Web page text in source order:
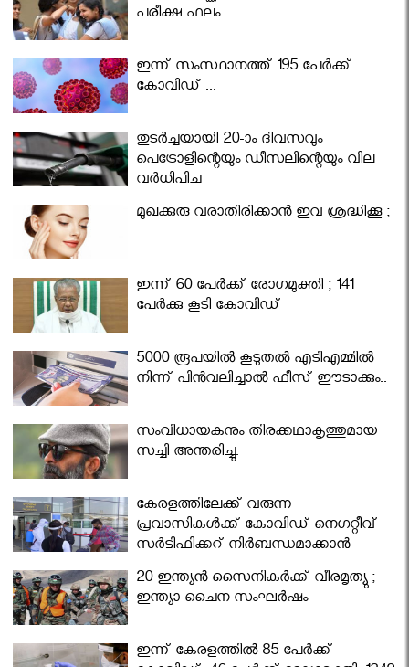
പരീക്ഷ ഫലം
ഇന്ന് സംസ്ഥാനത്ത് 195 പേര്‍ക്ക്
കോവിഡ് ...
തുടർച്ചയായി 20-ാം ദിവസവും
പെട്രോളിന്റെയും ഡീസലിന്റെയും വില
വര്‍ധിപ്പിച്ചു
മുഖക്കുരു വരാതിരിക്കാന്‍ ഇവ ശ്രദ്ധിക്കൂ ;
ഇന്ന് 60 പേർക്ക് രോഗമുക്തി ; 141
പേര്‍ക്കു കൂടി കോവിഡ്
5000 രൂപയിൽ കൂടുതൽ എടിഎമ്മിൽ
നിന്ന് പിൻവലിച്ചാൽ ഫീസ് ഈടാക്കും..
സംവിധായകനും തിരക്കഥാകൃത്തുമായ
സച്ചി അന്തരിച്ചു.
കേരളത്തിലേക്ക് വരുന്ന
പ്രവാസികള്‍ക്ക് കോവിഡ് നെഗറ്റീവ്
സര്‍ട്ടിഫിക്കറ്റ് നിർബന്ധമാക്കാൻ
മന്ത്രിസഭ
20 ഇന്ത്യൻ സൈനികർക്ക് വീരമൃത്യു ;
ഇന്ത്യാ-ചൈന സംഘർഷം
ഇന്ന് കേരളത്തിൽ 85 പേർക്ക്